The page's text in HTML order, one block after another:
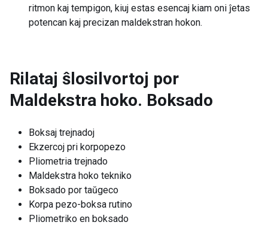
ritmon kaj tempigon, kiuj estas esencaj kiam oni ĵetas
potencan kaj precizan maldekstran hokon.
Rilataj ŝlosilvortoj por
Maldekstra hoko. Boksado
Boksaj trejnadoj
Ekzercoj pri korpopezo
Pliometria trejnado
Maldekstra hoko tekniko
Boksado por taŭgeco
Korpa pezo-boksa rutino
Pliometriko en boksado